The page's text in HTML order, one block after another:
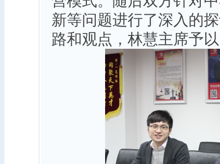
新等问题进行了深入的
路和观点，林慧主席予